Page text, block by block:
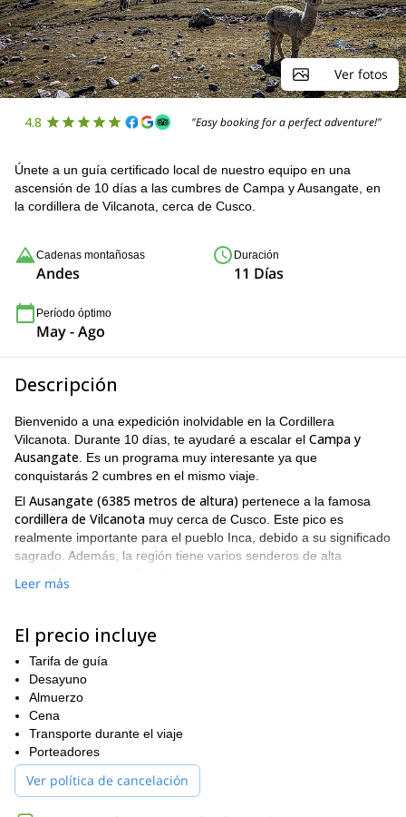
Ver fotos
4.8 "Easy booking for a perfect adventure!"
Únete a un guía certificado local de nuestro equipo en una
ascensión de 10 días a las cumbres de Campa y Ausangate, en
la cordillera de Vilcanota, cerca de Cusco.
Cadenas montañosas
Andes
Duración
11 Días
Período óptimo
May - Ago
Descripción
Bienvenido a una expedición inolvidable en la Cordillera
Vilcanota. Durante 10 días, te ayudaré a escalar el Campa y
Ausangate . Es un programa muy interesante ya que
conquistarás 2 cumbres en el mismo viaje.
El Ausangate (6385 metros de altura) pertenece a la famosa
cordillera de Vilcanota muy cerca de Cusco. Este pico es
realmente importante para el pueblo Inca, debido a su significado
sagrado. Además, la región tiene varios senderos de alta
comerciar con otras comunidades agrícolas. El camino del
muy famosa en el país.
En cuanto al
Nevado Campa (5485 metros de altura)
alto paso a alrededor de 4950 metros. Llegaremos allí después
de cruzar los lagos
verás la sombra del pico Campa así como un circo de montañas
que conforman la cadena montañosa Puka Punta.
El paisaje que disfrutarás durante estas ascensiones a las
montañas Campa y Ausangate es impresionante. La cordillera
Vilcanota ofrece más que hermosas cumbres. Sus características
Leer más
El precio incluye
Tarifa de guía
Desayuno
Almuerzo
Cena
Transporte durante el viaje
Porteadores
Ver política de cancelación